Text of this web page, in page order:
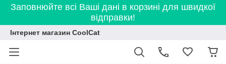
Заповнюйте всі Ваші дані в корзині для швидкої
відправки!
Інтернет магазин CoolCat